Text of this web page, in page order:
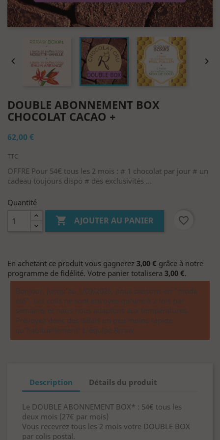
 
DOUBLE ABONNEMENT BOX
CHOCOLAT CACAO +
62,00 €
TTC
OFFRE Pour 54€ tous les 2 mois : # 1 chocolat par jour # un
cadeau toujours dispo # des exclusivités ...
Quantité
 AJOUTER AU PANIER favorite_border
En achetant ce produit vous gagnerez 3,00 € grâce à notre
programme de fidélité. Votre panier totalisera 3,00 €.
Bonjour, jusqu'au 1/09/2026, nous passons en "mode
été". Les colis ne sont envoyés qu'une à 2 fois par
semaine, et nous nous adaptons aux températures.
Prévoyez donc des délais un peu moins rapide
qu'habituellement! L'équipe Rrraw
Description Détails du produit
Le DOUBLE ABONNEMENT BOX* : 54€ tous les
deux mois (27€ par mois)
Vous recevrez tous les 2 mois votre DOUBLE BOX
par colis postal.